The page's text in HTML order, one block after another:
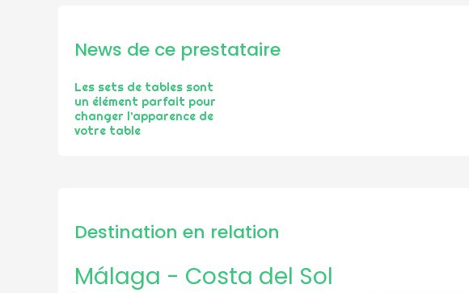
News de ce prestataire
Les sets de tables sont
un élément parfait pour
changer l’apparence de
votre table
Destination en relation
Málaga - Costa del Sol